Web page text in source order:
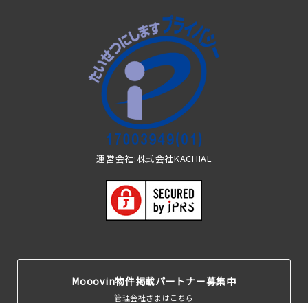
運営会社:株式会社KACHIAL
Mooovin物件掲載パートナー募集中
管理会社さまはこちら